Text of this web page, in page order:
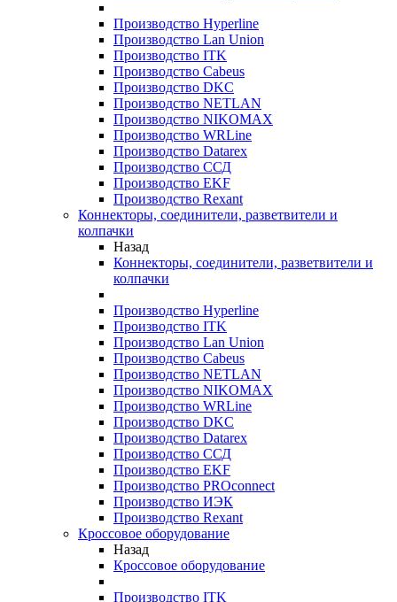
Производство Hyperline
Производство Lan Union
Производство ITK
Производство Cabeus
Производство DKC
Производство NETLAN
Производство NIKOMAX
Производство WRLine
Производство Datarex
Производство ССД
Производство EKF
Производство Rexant
Коннекторы, соединители, разветвители и
колпачки
Назад
Коннекторы, соединители, разветвители и
колпачки
Производство Hyperline
Производство ITK
Производство Lan Union
Производство Cabeus
Производство NETLAN
Производство NIKOMAX
Производство WRLine
Производство DKC
Производство Datarex
Производство ССД
Производство EKF
Производство PROconnect
Производство ИЭК
Производство Rexant
Кроссовое оборудование
Назад
Кроссовое оборудование
Производство ITK